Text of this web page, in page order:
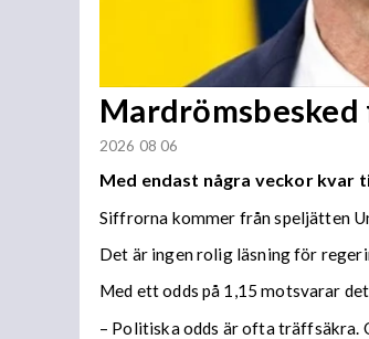
2026 08 06
Med endast några veckor kvar
Siffrorna kommer från speljätten
Det är ingen rolig läsning för
Med ett odds på 1,15 motsvarar
– Politiska odds är ofta träffsäkra.